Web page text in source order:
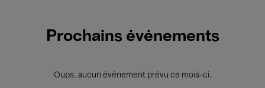
Prochains événements
Oups, aucun événement prévu ce mois-ci.